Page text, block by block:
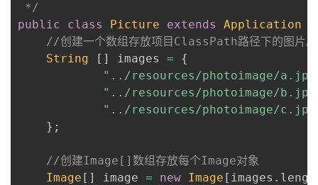
技的
*/
public
class Picture extends Application
//创建一个数组存放项目ClassPath路径下的图片。
String
[ ] images =
{
"../resources/photoimage/
"../resources/photoimage/
"../resources/photoimage/
} ;
//创建Image[]数组存放每个Image对象
Image [ ] image = new Image [ images .